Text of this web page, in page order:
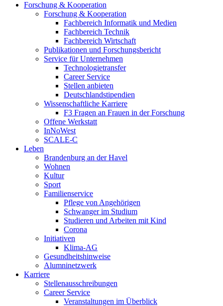
Forschung & Kooperation
Forschung & Kooperation
Fachbereich Informatik und Medien
Fachbereich Technik
Fachbereich Wirtschaft
Publikationen und Forschungsbericht
Service für Unternehmen
Technologietransfer
Career Service
Stellen anbieten
Deutschlandstipendien
Wissenschaftliche Karriere
F3 Fragen an Frauen in der Forschung
Offene Werkstatt
InNoWest
SCALE-C
Leben
Brandenburg an der Havel
Wohnen
Kultur
Sport
Familienservice
Pflege von Angehörigen
Schwanger im Studium
Studieren und Arbeiten mit Kind
Corona
Initiativen
Klima-AG
Gesundheitshinweise
Alumninetzwerk
Karriere
Stellenausschreibungen
Career Service
Veranstaltungen im Überblick